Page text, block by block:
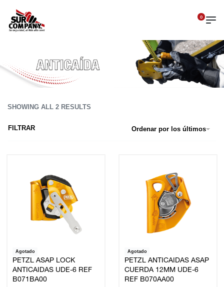
0
SHOWING ALL 2 RESULTS
Ordenar por los últimos
FILTRAR
Agotado
PETZL ASAP LOCK
ANTICAIDAS UDE-6 REF
B071BA00
Agotado
PETZL ANTICAIDAS ASAP
CUERDA 12MM UDE-6
REF B070AA00